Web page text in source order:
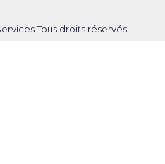
Tous droits réservés.